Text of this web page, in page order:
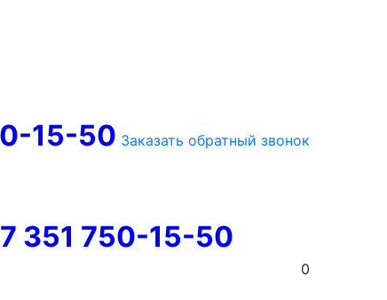
15-50 Заказать обратный звонок
351 750-15-50
0